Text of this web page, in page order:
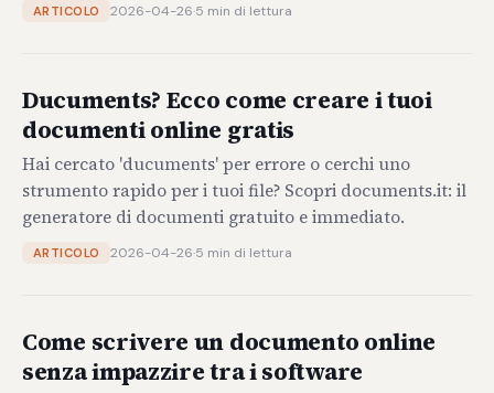
ARTICOLO 2026-04-26·5 min di lettura
Ducuments? Ecco come creare i tuoi
documenti online gratis
Hai cercato 'ducuments' per errore o cerchi uno
strumento rapido per i tuoi file? Scopri documents.it: il
generatore di documenti gratuito e immediato.
ARTICOLO 2026-04-26·5 min di lettura
Come scrivere un documento online
senza impazzire tra i software